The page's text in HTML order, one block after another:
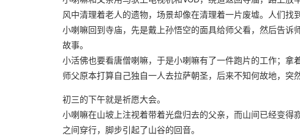
风中清理着老人的遗物，场景却像在清理着一片废墟。人们找
小喇嘛回到寺庙，先是戴上孙悟空的面具给师父看，然后告
故事。
小活佛也要看唐僧喇嘛，于是小喇嘛有了一件跑片的工作；拿
师父原本打算自己独自一人去拉萨朝圣，后来不知何故地，突
初三的下午就是祈愿大会。
小喇嘛在山坡上注视着带着光盘归去的父亲，而山间已经变
之间穿行，脚步引起了山谷的回音。